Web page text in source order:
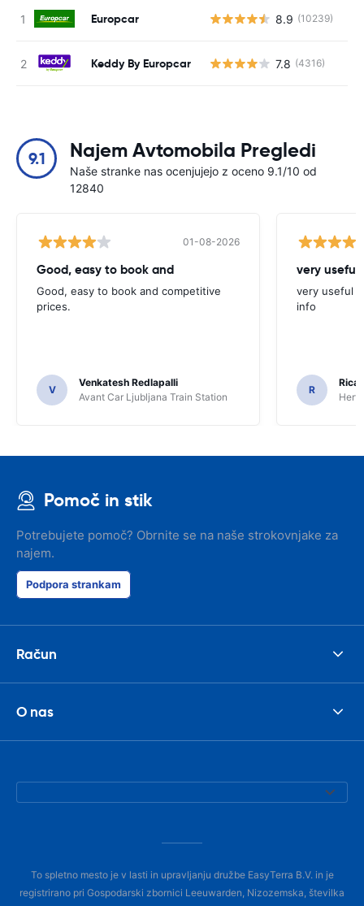
Europcar 8.9 (10239)
Keddy By Europcar 7.8 (4316)
9.1 Najem Avtomobila Pregledi
Naše stranke nas ocenjujejo z oceno 9.1/10 od
12840
01-08-2026
Good, easy to book and
Good, easy to book and competitive
prices.
V
Venkatesh Redlapalli
Avant Car Ljubljana Train Station
very useful
very useful
info
R
Pomoč in stik
Potrebujete pomoč? Obrnite se na naše strokovnjake za
najem.
Podpora strankam
Račun
O nas
To spletno mesto je v lasti in upravljanju družbe EasyTerra B.V. in je
registrirano pri Gospodarski zbornici Leeuwarden, Nizozemska, številka